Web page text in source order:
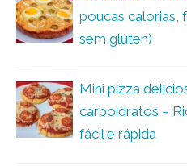
poucas calorias,
sem glúten)
Mini pizza
carboidratos –
fácil e rápida